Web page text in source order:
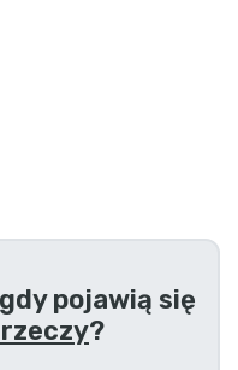
pojawią się
?